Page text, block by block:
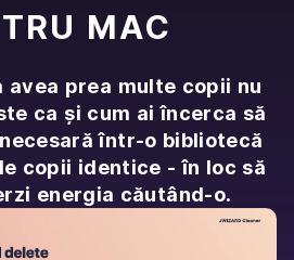
MAC
avea prea multe copii nu
ca și cum ai încerca să
într-o bibliotecă
copii identice - în loc să
energia căutând-o.